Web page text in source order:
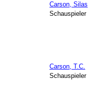
Carson, Silas
Schauspieler
Carson, T.C.
Schauspieler